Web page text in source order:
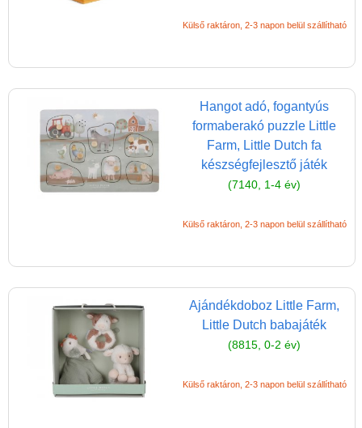
Külső raktáron, 2-3 napon belül szállítható
Hangot adó, fogantyús
formaberakó puzzle Little
Farm, Little Dutch fa
készségfejlesztő játék
(7140, 1-4 év)
Külső raktáron, 2-3 napon belül szállítható
Ajándékdoboz Little Farm,
Little Dutch babajáték
(8815, 0-2 év)
Külső raktáron, 2-3 napon belül szállítható